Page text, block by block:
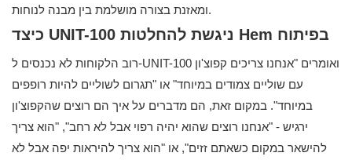
ומאזנת בצורה מושלמת בין מבנה לנוחות.
כיצד UNIT-100 ניגשת להחלטות Hem בפיתוח
רוב הלקוחות לא נכנסים ל-UNIT-100 ואומרים "אנחנו צריכים קפוצ'ון
עם שוליים צמודים במיוחד" או "תגרום לשוליים להיות רופפים
במיוחד". במקום זאת, הם מדברים על איך הם רוצים שהקפוצ'ון
ירגיש - "אנחנו רוצים שהוא יהיה רפוי אבל לא רחב", "הוא צריך
להישאר במקום כשאתם זזים", או "הוא צריך להיראות יפה אבל לא